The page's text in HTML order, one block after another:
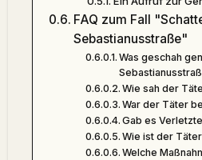
FAQ zum Fall
Sebastianusstraße"
Was geschah
Wie sah der
War der Täter
Gab es
Wie ist der
Welche